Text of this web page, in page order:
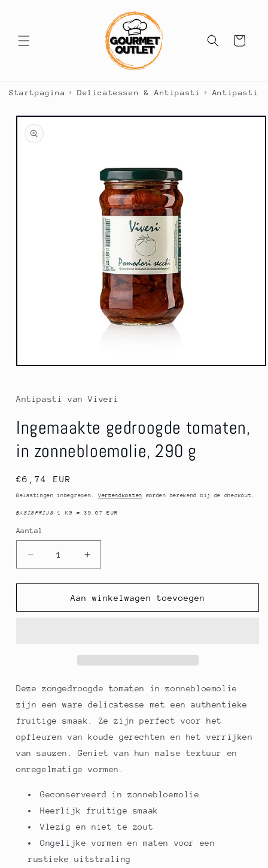
Winkelwagen
Startpagina › Delicatessen & Antipasti › Antipasti
Media
in
modaal
Antipasti van Viveri
Ingemaakte gedroogde tomaten,
in zonnebloemolie, 290 g
Normale
prijs
€6,74 EUR
Belastingen inbegrepen.Verzendkosten worden berekend bij de checkout.
BASISPRIJS1 KG =39.67 EUR
Aantal
Aantal
Aantal
verlagen
voor
Ingemaakte
gedroogde
Aantal
verhogen
voor
Ingemaakte
gedroogde
Aan winkelwagen toevoegen
Deze zongedroogde tomaten in zonnebloemolie
zijn een ware delicatesse met een authentieke
fruitige smaak. Ze zijn perfect voor het
opfleuren van koude gerechten en het verrijken
van sauzen. Geniet van hun malse textuur en
onregelmatige vormen.
Geconserveerd in zonnebloemolie
Heerlijk fruitige smaak
Vlezig en niet te zout
Ongelijke vormen en maten voor een
rustieke uitstraling